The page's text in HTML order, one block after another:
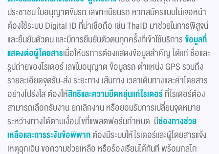
ประชาชน ใบอนุญาตขับรถ เลขทะเบียนรถ หากสมัครแบบไม่เจอหน้า
ต้องใช้ระบบ Digital ID ที่่น่าเชื่อถือ เช่น ThaID มาช่วยในการพิสูจน์
และยืนยันตัวตน และมีการยืนยันตัวตนทุกครั้งที่เข้าใช้บริการข้อมูลที่
แสดงต่อผู้โดยสารเมื่อให้บริการต้องแสดงข้อมูลสำคัญ ได้แก่ ชื่อและ
รูปถ่ายของไรเดอร์ เลขใบอนุญาต ข้อมูลรถ ตำแหน่ง GPS รวมถึง
รายละเอียดจุดรับ-ส่ง ระยะทาง เส้นทาง เวลาเดินทางและค่าโดยสาร
อย่างโปร่งใส ต้องให้สิทธิและความยืดหยุ่นแก่ไรเดอร์ที่ไรเดอร์ต้อง
สามารถเลือกรับงาน ยกเลิกงาน หรือยอมรับการเปลี่ยนจุดหมาย
ระหว่างทางได้ตามเงื่อนไขที่แพลตฟอร์มกำหนด มีช่องทางช่วย
เหลือและการระงับข้อพิพาทต้องมีระบบให้ไรเดอร์และผู้โดยสารแจ้ง
เหตุฉุกเฉิน ขอความช่วยเหลือ หรือร้องเรียนได้ทันที พร้อมกลไก